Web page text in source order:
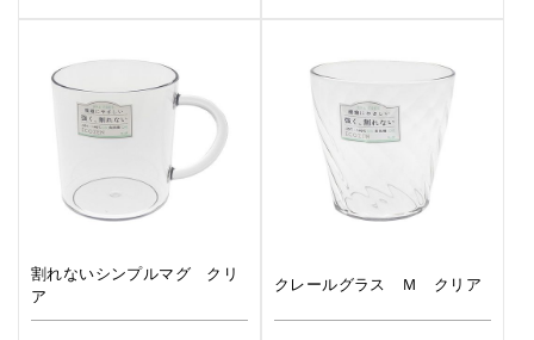
割れないシンプルマグ クリ
ア
クレールグラス Ｍ クリア